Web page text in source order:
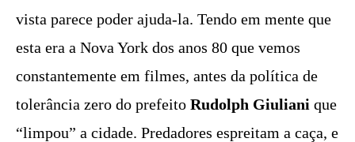
vista parece poder ajuda-la. Tendo em mente que
esta era a Nova York dos anos 80 que vemos
constantemente em filmes, antes da política de
tolerância zero do prefeito Rudolph Giuliani que
“limpou” a cidade. Predadores espreitam a caça, e